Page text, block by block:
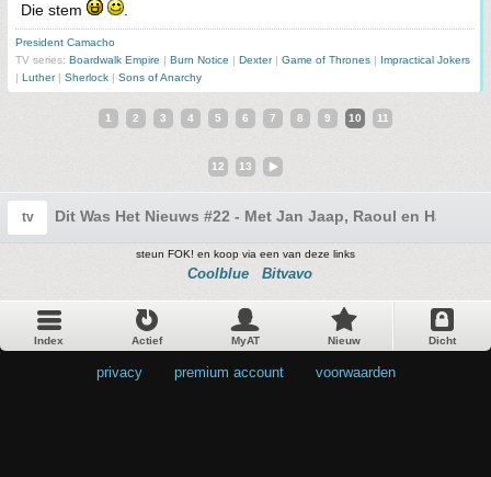
Die stem
President Camacho
TV series: Boardwalk Empire | Burn Notice | Dexter| Game of Thrones | Impractical Jokers
| Luther| Sherlock | Sons of Anarchy
1 2 3 4 5 6 7 8 9 10 11
12 13
tv Dit Was Het Nieuws #22 - Met Jan Jaap, Raoul en Harm.
steun FOK! en koop via een van deze links
Coolblue Bitvavo
Index Actief MyAT Nieuw Dicht
privacy premium account voorwaarden